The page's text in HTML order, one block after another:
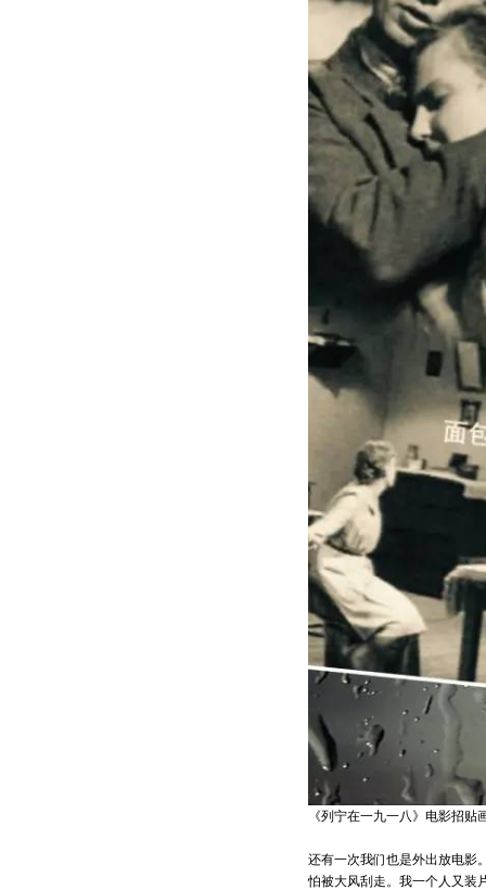
《列宁在一九一八》电影招贴
还有一次我们也是外出放电影
怕被大风刮走。我一个人又装